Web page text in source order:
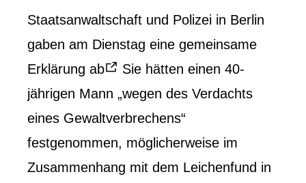
Staatsanwaltschaft und Polizei in Berlin
gaben am Dienstag eine gemeinsame
Erklärung ab
Sie hätten einen 40-
jährigen Mann „wegen des Verdachts
eines Gewaltverbrechens“
festgenommen, möglicherweise im
Zusammenhang mit dem Leichenfund in